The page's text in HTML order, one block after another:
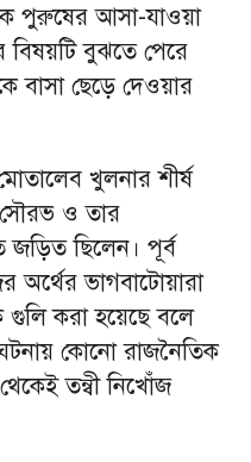
পুরুষের আসা-যাওয়া
বিষয়টি বুঝতে পেরে
বাসা ছেড়ে দেওয়ার
খুলনার শীর্ষ
সৌরভ ও তার
জড়িত ছিলেন। পূর্ব
অর্থের ভাগবাটোয়ারা
গুলি করা হয়েছে বলে
কোনো রাজনৈতিক
তন্বী নিখোঁজ